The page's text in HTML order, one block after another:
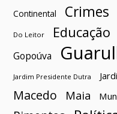
Continental Crimes
Do Leitor Educação
Gopoúva
Jardim Presidente Dutra
Macedo
Maia